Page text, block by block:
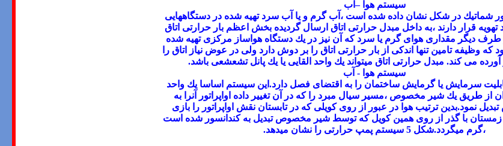
سیستم هوا –آب
شماتیك در شكل نشان داده شده است ،آب گرم و یا آب سرد تهیه شده در دستگاههایی
قرار دارند ،به داخل مبدل حرارتی اتاق ارسال گردیده بخش اعظم بار حرارتی اتاق
طرف دیگر مقداری هوای گرم یا سرد كه آن نیز در یك دستگاه هواساز مركزی تهیه شده
كه وظیفه تامین تنها اندكی از بار حرارتی اتاق را بر دوش دارد ولی در عوض نیاز اتاق را
آورده می كند. مبدل حرارتی اتاق میتواند یك واحد القایی یا یك پانل تشعشعی باشد.
سیستم هوا - آب
سرمایش یا گرمایش ساختمان را به اقتضای فصل دارد.این سیستم اساسا یك واحد
از طریق یك شیر مخصوص ،مسیر سیال مبرد را كه در آن تغییر داده اواپراتور
آنرا به
تبدیل نمود.بدین ترتیب هوا در عبور از روی كویلی كه در تابستان نقش اواپراتوررا بازی
زمستان با گذر از روی همین كویل كه توسط شیر مخصوص تبدیل به كندانسور شده است
،گرم میگردد.شكل 5 سیستم پمپ حرارتی را نشان میدهد.